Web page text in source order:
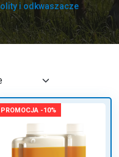
i odkwaszacze
PROMOCJA -10%